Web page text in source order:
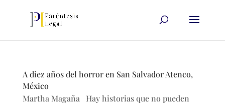
A diez años del horror en San Salvador Atenco,
México
Martha Magaña Hay historias que no pueden